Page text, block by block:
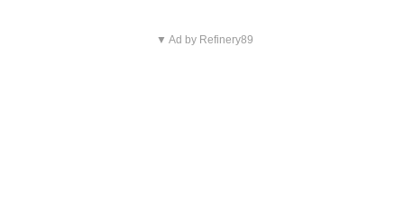
▼ Ad by Refinery89